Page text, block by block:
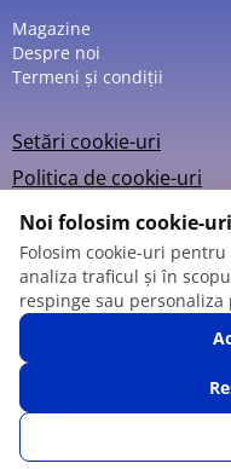
Magazine
Despre noi
Termeni și condiții
Setări cookie-uri
Politica de cookie-uri
©
SUNĂ-NE FAVORITE
Noi folosim cookie-uri
Folosim cookie-uri
analiza traficul și în
respinge sau